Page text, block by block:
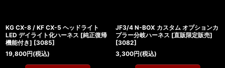
KG CX-8 / KF CX-5 ヘッドライト
LED デイライト化ハーネス [純正復帰
機能付き] [3085]
19,800円(税込)
JF3/4 N-BOX カスタム オプションカ
プラー分岐ハーネス [直販限定販売]
[3082]
3,300円(税込)